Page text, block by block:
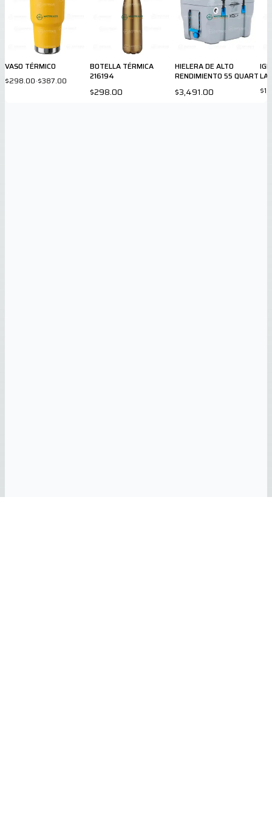
VASO TÉRMICO
$298.00-$387.00
BOTELLA TÉRMICA
216194
$298.00
HIELERA DE ALTO
RENDIMIENTO 55 QUART
$3,491.00